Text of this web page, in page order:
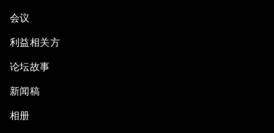
会议
利益相关方
论坛故事
新闻稿
相册